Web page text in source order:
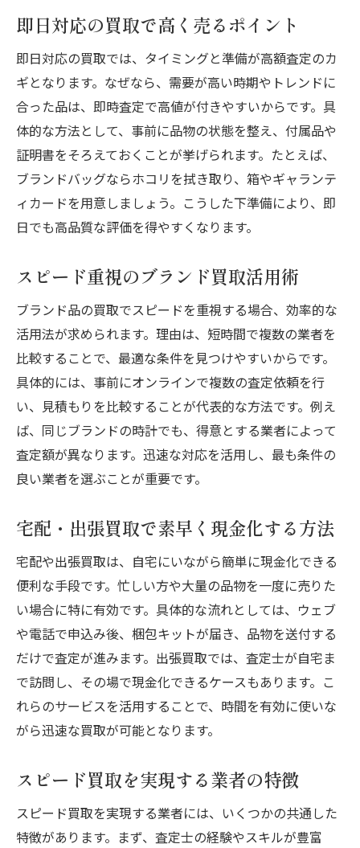
即日対応の買取で高く売るポイント
即日対応の買取では、タイミングと準備が高額査定のカ
ギとなります。なぜなら、需要が高い時期やトレンドに
合った品は、即時査定で高値が付きやすいからです。具
体的な方法として、事前に品物の状態を整え、付属品や
証明書をそろえておくことが挙げられます。たとえば、
ブランドバッグならホコリを拭き取り、箱やギャランテ
ィカードを用意しましょう。こうした下準備により、即
日でも高品質な評価を得やすくなります。
スピード重視のブランド買取活用術
ブランド品の買取でスピードを重視する場合、効率的な
活用法が求められます。理由は、短時間で複数の業者を
比較することで、最適な条件を見つけやすいからです。
具体的には、事前にオンラインで複数の査定依頼を行
い、見積もりを比較することが代表的な方法です。例え
ば、同じブランドの時計でも、得意とする業者によって
査定額が異なります。迅速な対応を活用し、最も条件の
良い業者を選ぶことが重要です。
宅配・出張買取で素早く現金化する方法
宅配や出張買取は、自宅にいながら簡単に現金化できる
便利な手段です。忙しい方や大量の品物を一度に売りた
い場合に特に有効です。具体的な流れとしては、ウェブ
や電話で申込み後、梱包キットが届き、品物を送付する
だけで査定が進みます。出張買取では、査定士が自宅ま
で訪問し、その場で現金化できるケースもあります。こ
れらのサービスを活用することで、時間を有効に使いな
がら迅速な買取が可能となります。
スピード買取を実現する業者の特徴
スピード買取を実現する業者には、いくつかの共通した
特徴があります。まず、査定士の経験やスキルが豊富